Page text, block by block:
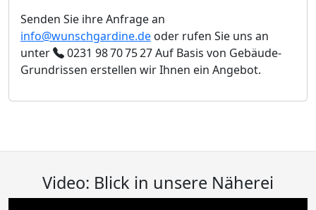
Senden Sie ihre Anfrage an
info@wunschgardine.de oder rufen Sie uns an
unter
0231 98 70 75 27Auf Basis von Gebäude-
Grundrissen erstellen wir Ihnen ein Angebot.
Video: Blick in unsere Näherei